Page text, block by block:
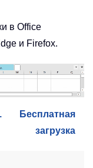
в Office
и Firefox.
Бесплатная
загрузка